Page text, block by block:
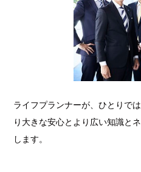
ライフプランナーが、ひとりで
り大きな安心とより広い知識と
します。